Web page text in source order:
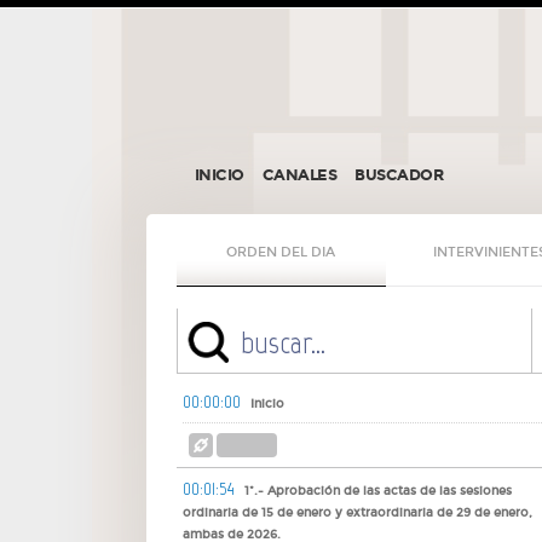
INICIO CANALES BUSCADOR
ORDEN DEL DIA
00:00:00 Inicio
00:01:54
1º.- Aprobación de las actas de las sesiones
ordinaria de 15 de enero y extraordinaria de 29 de enero,
ambas de 2026.